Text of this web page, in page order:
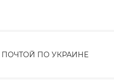
ПО УКРАИНЕ